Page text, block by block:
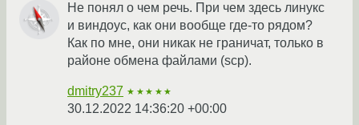
Не понял о чем речь. При чем здесь линукс
и виндоус, как они вообще где-то рядом?
Как по мне, они никак не граничат, только в
районе обмена файлами (scp).
dmitry237 ★★★★★
30.12.2022 14:36:20 +00:00